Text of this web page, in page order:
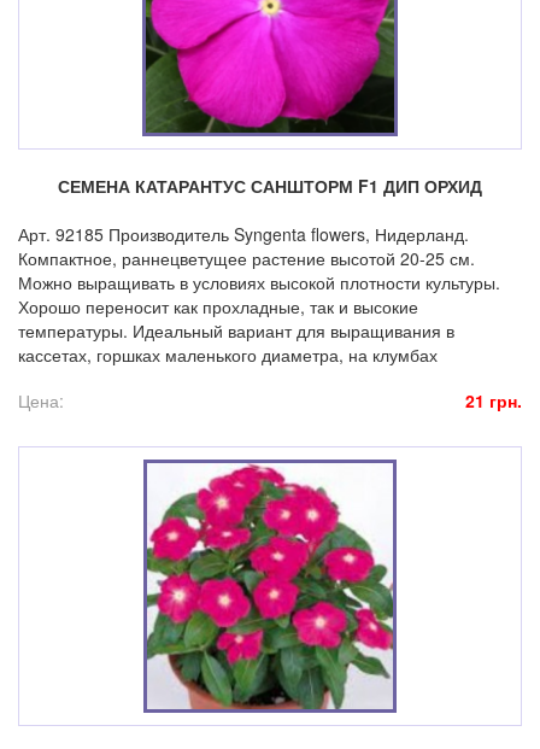
СЕМЕНА КАТАРАНТУС САНШТОРМ F1 ДИП ОРХИД
Арт. 92185 Производитель Syngenta flowers, Нидерланд.
Компактное, раннецветущее растение высотой 20-25 см.
Можно выращивать в условиях высокой плотности культуры.
Хорошо переносит как прохладные, так и высокие
температуры. Идеальный вариант для выращивания в
кассетах, горшках маленького диаметра, на клумбах
Цена:
21 грн.